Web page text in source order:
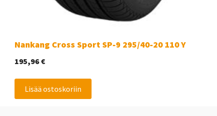
Nankang Cross Sport SP-9 295/40-20 110 Y
195,96 €
Lisää ostoskoriin